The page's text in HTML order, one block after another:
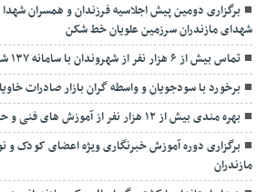
برگزاری دومین پیش اجلاسیه فرزندان و همسران
شهدای مازندران سرزمین علویان خط شکن
تماس بیش از ۶ هزار نفر از شهروندان با سامانه ۱۳۷ شهرداری ساری
برخورد با سودجویان و واسطه گران بازار صادرات
بهره مندی بیش از ۱۲ هزار نفر از آموزش های فنی و حرفه ای در مازندران
برگزاری دوره آموزش خبرنگاری ویژه اعضای کودک و
مازندران